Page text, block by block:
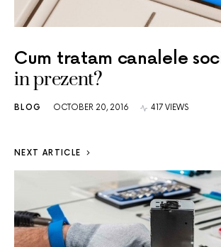
Cum tratam canalele
in prezent?
BLOG OCTOBER 20, 2016 417 VIEWS
NEXT ARTICLE